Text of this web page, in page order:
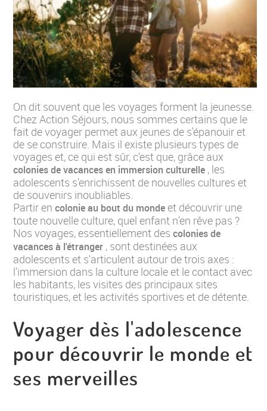
On dit souvent que les voyages forment la jeunesse.
Chez Action Séjours, nous sommes certains que le
fait de voyager permet aux jeunes de s'épanouir et
de se construire. Mais il existe plusieurs types de
voyages et, ce qui est sûr, c'est que, grâce aux
colonies de vacances en immersion culturelle , les
adolescents s'enrichissent de nouvelles cultures et
de souvenirs inoubliables.
Partir en colonie au bout du monde et découvrir une
toute nouvelle culture, quel enfant n'en rêve pas ?
Nos voyages, essentiellement des colonies de
vacances à l'étranger , sont destinées aux
adolescents et s'articulent autour de trois axes :
l'immersion dans la culture locale et le contact avec
les habitants, les visites des principaux sites
touristiques, et les activités sportives et de détente.
Voyager dès l'adolescence
pour découvrir le monde et
ses merveilles